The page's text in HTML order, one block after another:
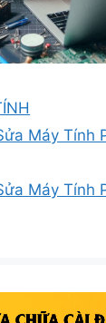
Máy Tính
Máy Tính